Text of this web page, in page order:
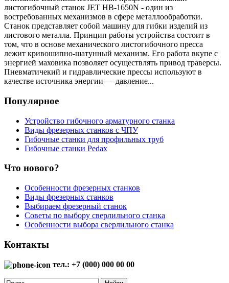
листогибочный станок JET HB-1650N - один из
востребованных механизмов в сфере металлообработки.
Станок представляет собой машину для гибки изделий из
листового металла. Принцип работы устройства состоит в
том, что в основе механического листогибочного пресса
лежит кривошипно-шатунный механизм. Его работа вкупе с
энергией маховика позволяет осуществлять привод траверсы.
Пневматичекий и гидравлические прессы используют в
качестве источника энергии — давление...
Популярное
Устройство гибочного арматурного станка
Виды фрезерных станков с ЧПУ
Гибочные станки для профильных труб
Гибочные станки Pedax
Что нового?
Особенности фрезерных станков
Виды фрезерных станков
Выбираем фрезерный станок
Советы по выбору сверлильного станка
Особенности выбора сверлильного станка
Контакты
тел.: +7 (000) 000 00 00